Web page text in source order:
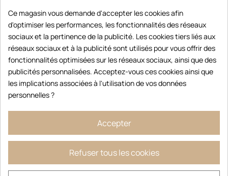
Ce magasin vous demande d'accepter les cookies afin
d'optimiser les performances, les fonctionnalités des réseaux
sociaux et la pertinence de la publicité. Les cookies tiers liés aux
réseaux sociaux et à la publicité sont utilisés pour vous offrir des
fonctionnalités optimisées sur les réseaux sociaux, ainsi que des
publicités personnalisées. Acceptez-vous ces cookies ainsi que
les implications associées à l'utilisation de vos données
personnelles ?
Accepter
Refuser tous les cookies